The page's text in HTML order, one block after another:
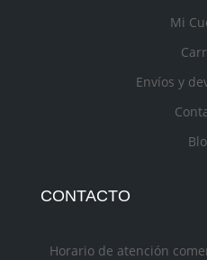
Mi
Envíos y
CONTACTO
Horario de atención